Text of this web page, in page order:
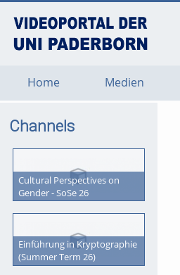
Home Medien
Channels
Cultural Perspectives on
Gender - SoSe 26
Einführung in Kryptographie
(Summer Term 26)